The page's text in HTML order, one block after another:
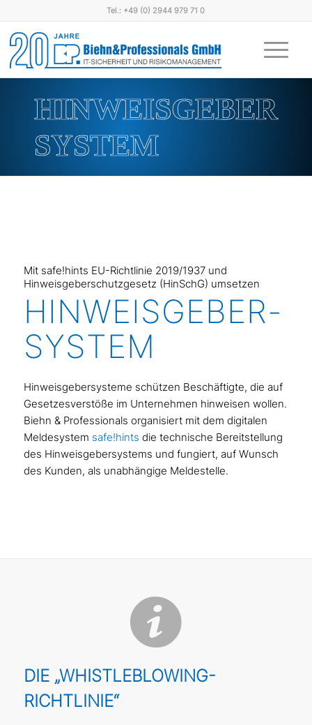
Tel.: +49 (0) 2944 979 71 0
HINWEISGEBER
SYSTEM
Mit safe!hints EU-Richtlinie 2019/1937 und
Hinweisgeberschutzgesetz (HinSchG) umsetzen
HINWEIS­GEBER­
SYSTEM
Hinweisgebersysteme schützen Beschäftigte, die auf
Gesetzesverstöße im Unternehmen hinweisen wollen.
Biehn & Professionals organisiert mit dem digitalen
Meldesystem safe!hints die technische Bereitstellung
des Hinweisgebersystems und fungiert, auf Wunsch
des Kunden, als unabhängige Meldestelle.
DIE „WHISTLEBLOWING-
RICHTLINIE“